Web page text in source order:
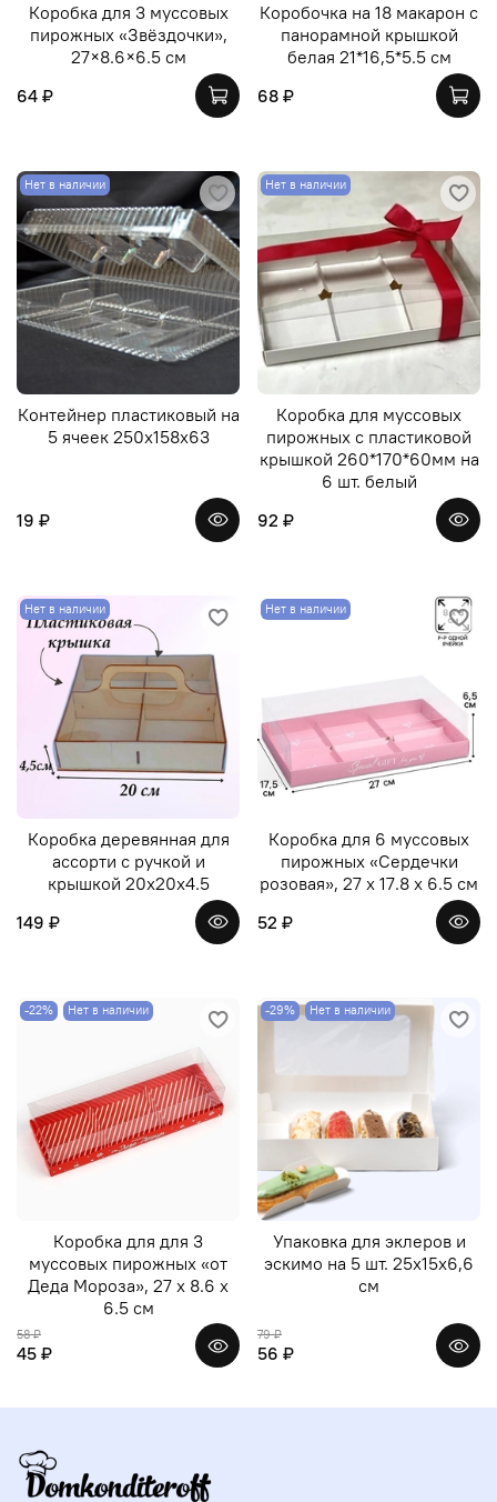
Коробка для 3 муссовых
пирожных «Звёздочки»,
27×8.6×6.5 см
64 ₽
Коробочка на 18 макарон с
панорамной крышкой
белая 21*16,5*5.5 см
68 ₽
Нет в наличии
Контейнер пластиковый на
5 ячеек 250x158x63
19 ₽
Нет в наличии
Коробка для муссовых
пирожных с пластиковой
крышкой 260*170*60мм на
6 шт. белый
92 ₽
Нет в наличии
Коробка деревянная для
ассорти с ручкой и
крышкой 20х20х4.5
149 ₽
Нет в наличии
Коробка для 6 муссовых
пирожных «Сердечки
розовая», 27 х 17.8 х 6.5 см
52 ₽
-22% Нет в наличии
Коробка для для 3
муссовых пирожных «от
Деда Мороза», 27 х 8.6 х
6.5 см
58 ₽
45 ₽
-29% Нет в наличии
Упаковка для эклеров и
эскимо на 5 шт. 25х15х6,6
см
79 ₽
56 ₽